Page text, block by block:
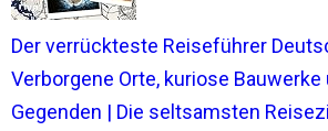
Der verrückteste Reiseführer
Verborgene Orte, kuriose
Gegenden | Die seltsamsten